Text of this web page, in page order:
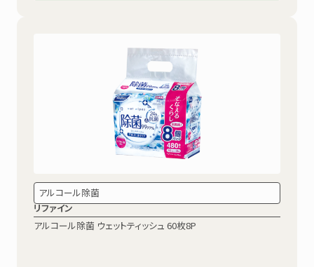
アルコール除菌
リファイン
アルコール除菌 ウェットティッシュ 60枚8P